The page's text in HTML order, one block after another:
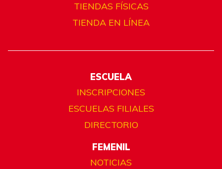
TIENDAS FÍSICAS
TIENDA EN LÍNEA
ESCUELA
INSCRIPCIONES
ESCUELAS FILIALES
DIRECTORIO
FEMENIL
NOTICIAS